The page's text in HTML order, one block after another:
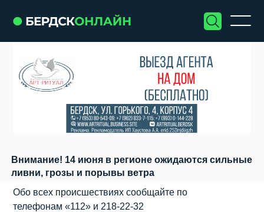
Внимание! 14 июня в регионе ожидаются сильные
ливни, грозы и порывы ветра
Обо всех происшествиях сообщайте по
телефонам «112» и 218-22-32